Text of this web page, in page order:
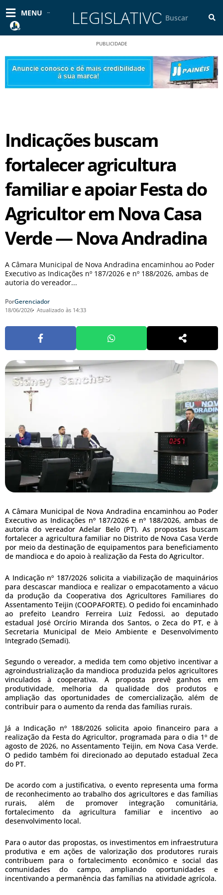
para
conteúdo
MENU LEGISLATIVOPesquisar
PUBLICIDADE
Indicações buscam
fortalecer agricultura
familiar e apoiar Festa do
Agricultor em Nova Casa
Verde — Nova Andradina
A Câmara Municipal de Nova Andradina encaminhou ao Poder
Executivo as Indicações nº 187/2026 e nº 188/2026, ambas de
autoria do vereador...
PorGerenciador
18/06/2026 Atualizado às 14:33
A Câmara Municipal de Nova Andradina encaminhou ao Poder
Executivo as Indicações nº 187/2026 e nº 188/2026, ambas de
autoria do vereador Adelar Belo (PT). As propostas buscam
fortalecer a agricultura familiar no Distrito de Nova Casa Verde
por meio da destinação de equipamentos para beneficiamento
de mandioca e do apoio à realização da Festa do Agricultor.
A Indicação nº 187/2026 solicita a viabilização de maquinários
para descascar mandioca e realizar o empacotamento a vácuo
da produção da Cooperativa dos Agricultores Familiares do
Assentamento Teijin (COOPAFORTE). O pedido foi encaminhado
ao prefeito Leandro Ferreira Luiz Fedossi, ao deputado
estadual José Orcírio Miranda dos Santos, o Zeca do PT, e à
Secretaria Municipal de Meio Ambiente e Desenvolvimento
Integrado (Semadi).
Segundo o vereador, a medida tem como objetivo incentivar a
agroindustrialização da mandioca produzida pelos agricultores
vinculados à cooperativa. A proposta prevê ganhos em
produtividade, melhoria da qualidade dos produtos e
ampliação das oportunidades de comercialização, além de
contribuir para o aumento da renda das famílias rurais.
Já a Indicação nº 188/2026 solicita apoio financeiro para a
realização da Festa do Agricultor, programada para o dia 1º de
agosto de 2026, no Assentamento Teijin, em Nova Casa Verde.
O pedido também foi direcionado ao deputado estadual Zeca
do PT.
De acordo com a justificativa, o evento representa uma forma
de reconhecimento ao trabalho dos agricultores e das famílias
rurais, além de promover integração comunitária,
fortalecimento da agricultura familiar e incentivo ao
desenvolvimento local.
Para o autor das propostas, os investimentos em infraestrutura
produtiva e em ações de valorização dos produtores rurais
contribuem para o fortalecimento econômico e social das
comunidades do campo, ampliando oportunidades e
incentivando a permanência das famílias na atividade agrícola.